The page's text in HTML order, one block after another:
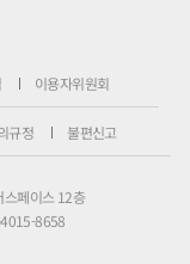
이용자위원회
규정 불편신고
스페이스 12층
8658